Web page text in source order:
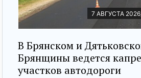
7 АВГУСТА
В Брянском и
Брянщины ведется
участков автодороги